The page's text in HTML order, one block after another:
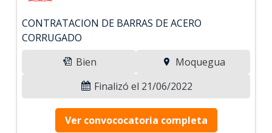
CONTRATACION DE BARRAS DE ACERO
CORRUGADO
Bien
Moquegua
Finalizó el 21/06/2022
Ver convococatoria completa